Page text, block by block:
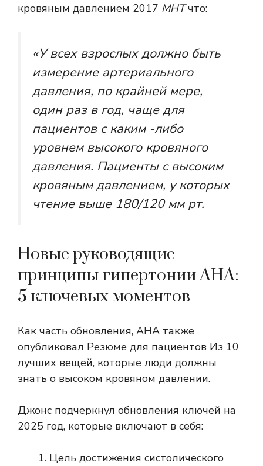
кровяным давлением 2017 МНТчто:
«У всех взрослых должно быть
измерение артериального
давления, по крайней мере,
один раз в год, чаще для
пациентов с каким -либо
уровнем высокого кровяного
давления. Пациенты с высоким
кровяным давлением, у которых
чтение выше 180/120 мм рт.
Новые руководящие
принципы гипертонии AHA:
5 ключевых моментов
Как часть обновления, AHA также
опубликовал Резюме для пациентов Из 10
лучших вещей, которые люди должны
знать о высоком кровяном давлении.
Джонс подчеркнул обновления ключей на
2025 год, которые включают в себя:
Цель достижения систолического